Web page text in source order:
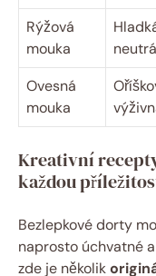
Rýžová
mouka
Ovesná
mouka
Kreativní
každou
Bezlepkové dorty
naprosto úchvatné
zde je několik